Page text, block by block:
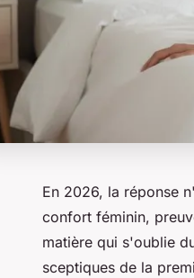
En 2026, la réponse
confort féminin,
matière qui s'oublie
sceptiques de la